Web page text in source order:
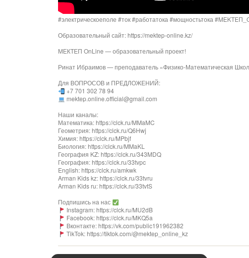
#электрическоеполе #ток #работатока #мощностьтока
Образовательный сайт: https://mektep-online.kz/
МЕКТЕП OnLine — образовательный проект!
Ринат Ибраимов — преподаватель «Физико-Математическая
Для ВОПРОСОВ и ПРЕДЛОЖЕНИЙ:
+7 701 302 78 94
mektep.online.official@gmail.com
Наши каналы:
Математика: https://clck.ru/MMaMC
Геометрия: https://clck.ru/Q6Hwj
Химия: https://clck.ru/MPbjf​
Биология: https://clck.ru/MMaKL​​​​​​
География KZ: https://clck.ru/343MDQ
География: https://clck.ru/33tvpc
English: https://clck.ru/amkwk
Arman Kids kz: https://clck.ru/33tvru
Arman Kids ru: https://clck.ru/33tvtS
Подпишись на нас
Instagram: https://clck.ru/MU2dB
Facebook: https://clck.ru/MKQ5a
Вконтакте: https://vk.com/public191962382
TikTok: https://tiktok.com/@mektep_online_kz